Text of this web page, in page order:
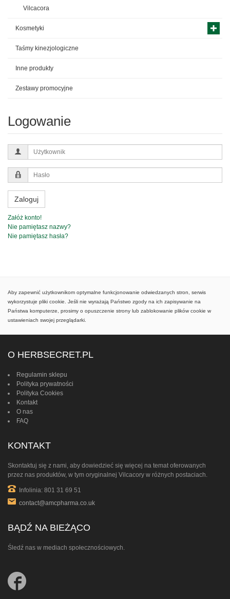
Vilcacora
Kosmetyki
Taśmy kinezjologiczne
Inne produkty
Zestawy promocyjne
Logowanie
Użytkownik
Hasło
Zaloguj
Załóż konto!
Nie pamiętasz nazwy?
Nie pamiętasz hasła?
Aby zapewnić użytkownikom optymalne funkcjonowanie odwiedzanych stron, serwis
wykorzystuje pliki cookie. Jeśli nie wyrażają Państwo zgody na ich zapisywanie na
Państwa komputerze, prosimy o opuszczenie strony lub zablokowanie plików cookie w
ustawieniach swojej przeglądarki.
O HERBSECRET.PL
Regulamin sklepu
Polityka prywatności
Polityka Cookies
Kontakt
O nas
FAQ
KONTAKT
Skontaktuj się z nami, aby dowiedzieć się więcej na temat oferowanych
przez nas produktów, w tym oryginalnej Vilcacory w różnych postaciach.
Infolinia: 801 31 69 51
contact@amcpharma.co.uk
BĄDŹ NA BIEŻĄCO
Śledź nas w mediach społecznościowych.
us